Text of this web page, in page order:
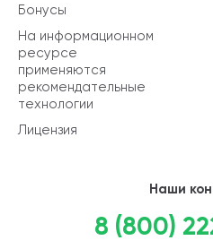
Бонусы
На информационном
ресурсе
применяются
рекомендательные
технологии
Лицензия
Наши
8 (800)